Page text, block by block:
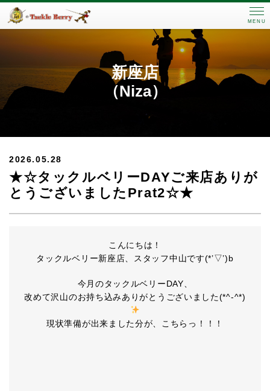
MENU
新座店
（Niza）
2026.05.28
★☆タックルベリーDAYご来店ありが
とうございましたPrat2☆★
こんにちは！
タックルベリー新座店、スタッフ中山です(*’▽’)b
今月のタックルベリーDAY、
改めて沢山のお持ち込みありがとうございました(*^-^*)
現状準備が出来ました分が、こちらっ！！！